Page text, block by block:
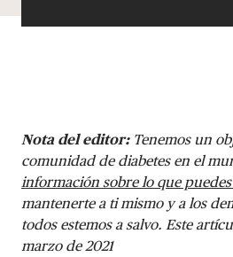
Nota del editor:Tenemos un
comunidad de diabetes en el
información sobre lo que
mantenerte a ti mismo y a los
todos estemos a salvo. Este
marzo de 2021